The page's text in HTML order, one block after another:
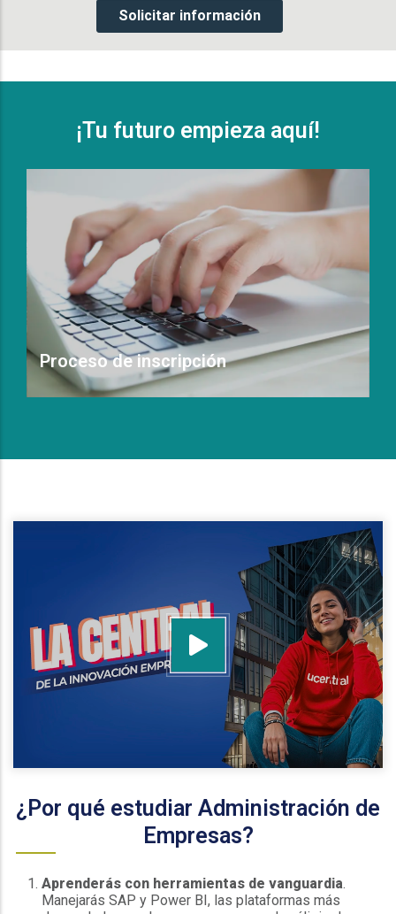
¡Tu futuro empieza aquí!
Proceso de inscripción
¿Por qué estudiar Administración de
Empresas?
Aprenderás con herramientas de vanguardia.
Manejarás SAP y Power BI, las plataformas más